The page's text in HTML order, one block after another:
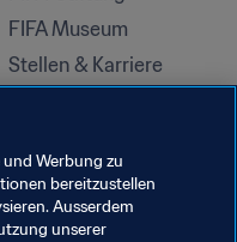
FIFA Museum
Stellen & Karriere
Werbung zu
bereitzustellen
Ausserdem
unserer